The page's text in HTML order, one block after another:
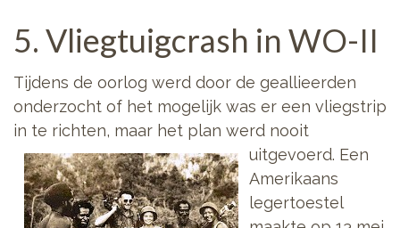
5. Vliegtuigcrash in WO-II
Tijdens de oorlog werd door de geallieerden
onderzocht of het mogelijk was er een vliegstrip
in te richten, maar het plan werd nooit
uitgevoerd. Een
Amerikaans
legertoestel